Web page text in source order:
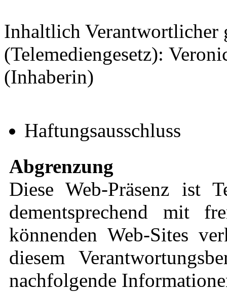
Inhaltlich Verantwortlicher
(Telemediengesetz):
(Inhaberin)
Haftungsausschluss
Abgrenzung
Diese Web-Präsenz ist
dementsprechend mit
könnenden Web-Sites
diesem
nachfolgende